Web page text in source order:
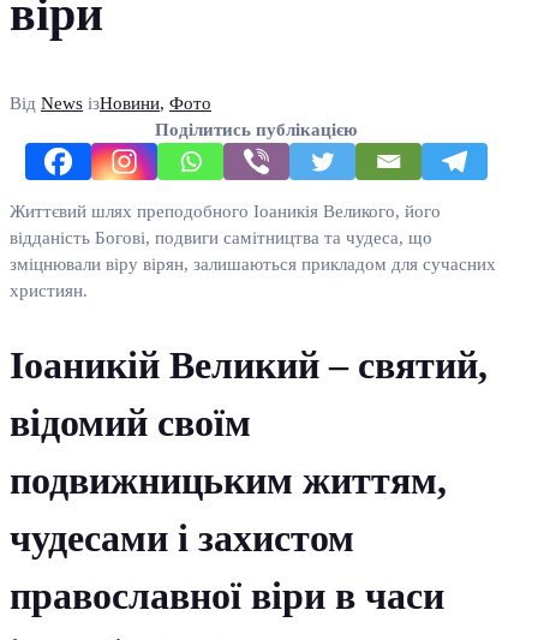
віри
Від News ізНовини, Фото
Поділитись публікацією
Життєвий шлях преподобного Іоаникія Великого, його
відданість Богові, подвиги самітництва та чудеса, що
зміцнювали віру вірян, залишаються прикладом для сучасних
християн.
Іоаникій Великий – святий,
відомий своїм
подвижницьким життям,
чудесами і захистом
православної віри в часи